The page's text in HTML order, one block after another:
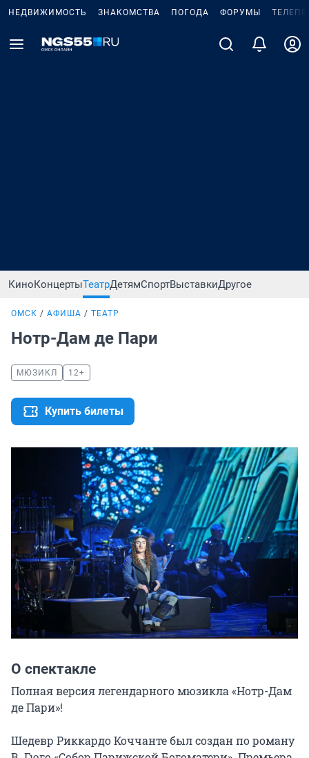
НЕДВИЖИМОСТЬ ЗНАКОМСТВА ПОГОДА ФОРУМЫ
КиноКонцертыТеатрДетямСпортВыставкиДругое
ОМСК АФИША ТЕАТР
Нотр-Дам де Пари
МЮЗИКЛ 12+
Купить билеты
О спектакле
Полная версия легендарного мюзикла «Нотр-Дам
де Пари»!
Шедевр Риккардо Коччанте был создан по роману